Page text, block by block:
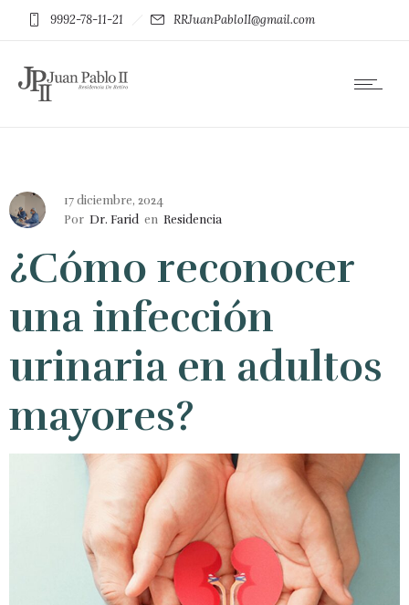
9992-78-11-21 RRJuanPabloII@gmail.com
17 diciembre, 2024
Por Dr. Farid en Residencia
¿Cómo reconocer
una infección
urinaria en adultos
mayores?